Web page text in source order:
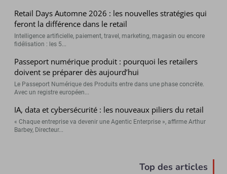
Retail Days Automne 2026 : les nouvelles stratégies qui
feront la différence dans le retail
Intelligence artificielle, paiement, travel, marketing, magasin ou encore
fidélisation : les 5...
Passeport numérique produit : pourquoi les retailers
doivent se préparer dès aujourd’hui
Le Passeport Numérique des Produits entre dans une phase concrète.
Avec un registre européen...
IA, data et cybersécurité : les nouveaux piliers du retail
« Chaque entreprise va devenir une Agentic Enterprise », affirme Arthur
Barbey, Directeur...
Top des articles